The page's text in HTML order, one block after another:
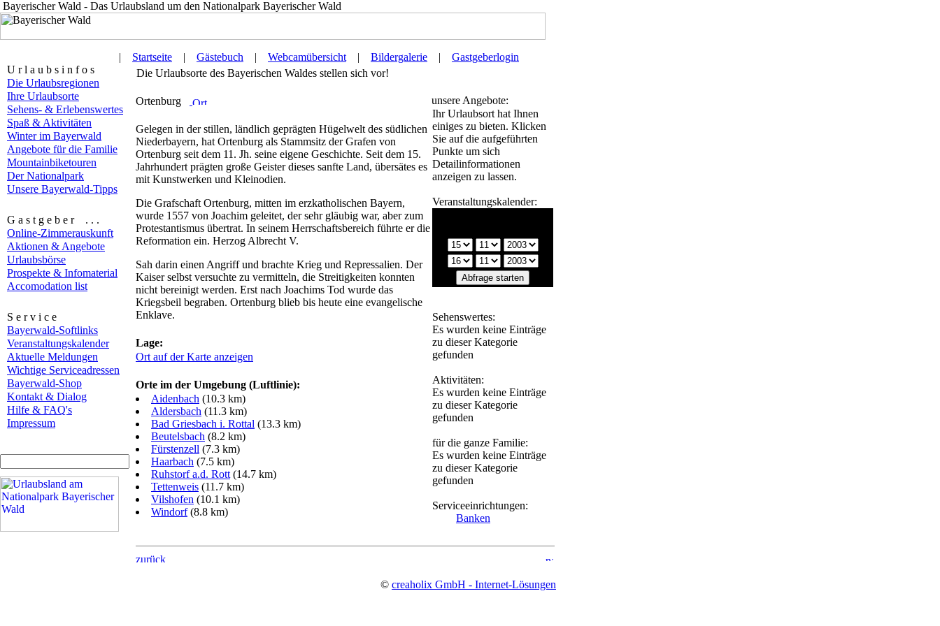
Bayerischer Wald - Das Urlaubsland um den Nationalpark Bayerischer Wald
| Startseite | Gästebuch | Webcamübersicht | Bildergalerie | Gastgeberlogin
U r l a u b s i n f o s
Die Urlaubsregionen
Ihre Urlaubsorte
Sehens- & Erlebenswertes
Spaß & Aktivitäten
Winter im Bayerwald
Angebote für die Familie
Mountainbiketouren
Der Nationalpark
Unsere Bayerwald-Tipps
G a s t g e b e r . . .
Online-Zimmerauskunft
Aktionen & Angebote
Urlaubsbörse
Prospekte & Infomaterial
Accomodation list
S e r v i c e
Bayerwald-Softlinks
Veranstaltungskalender
Aktuelle Meldungen
Wichtige Serviceadressen
Bayerwald-Shop
Kontakt & Dialog
Hilfe & FAQ's
Impressum
Die Urlaubsorte des Bayerischen Waldes stellen sich vor!
Ortenburg
Gelegen in der stillen, ländlich geprägten Hügelwelt des südlichen
Niederbayern, hat Ortenburg als Stammsitz der Grafen von
Ortenburg seit dem 11. Jh. seine eigene Geschichte. Seit dem 15.
Jahrhundert prägten große Geister dieses sanfte Land, übersätes es
mit Kunstwerken und Kleinodien.
Die Grafschaft Ortenburg, mitten im erzkatholischen Bayern,
wurde 1557 von Joachim geleitet, der sehr gläubig war, aber zum
Protestantismus übertrat. In seinem Herrschaftsbereich führte er die
Reformation ein. Herzog Albrecht V.
Sah darin einen Angriff und brachte Krieg und Repressalien. Der
Kaiser selbst versuchte zu vermitteln, die Streitigkeiten konnten
nicht bereinigt werden. Erst nach Joachims Tod wurde das
Kriegsbeil begraben. Ortenburg blieb bis heute eine evangelische
Enklave.
Lage:
Ort auf der Karte anzeigen
Orte im der Umgebung (Luftlinie):
Aidenbach (10.3 km)
Aldersbach (11.3 km)
Bad Griesbach i. Rottal (13.3 km)
Beutelsbach (8.2 km)
Fürstenzell (7.3 km)
Haarbach (7.5 km)
Ruhstorf a.d. Rott (14.7 km)
Tettenweis (11.7 km)
Vilshofen (10.1 km)
Windorf(8.8 km)
unsere Angebote:
Ihr Urlaubsort hat Ihnen
einiges zu bieten. Klicken
Sie auf die aufgeführten
Punkte um sich
Detailinformationen
anzeigen zu lassen.
Veranstaltungskalender:
Sehenswertes:
Es wurden keine Einträge
zu dieser Kategorie
gefunden
Aktivitäten:
Es wurden keine Einträge
zu dieser Kategorie
gefunden
für die ganze Familie:
Es wurden keine Einträge
zu dieser Kategorie
gefunden
Serviceeinrichtungen:
Banken
© creaholix GmbH - Internet-Lösungen